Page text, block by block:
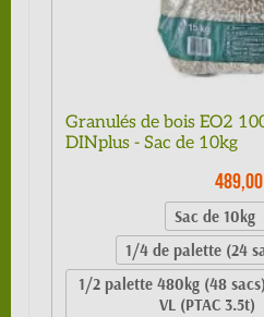
Granulés de bois EO2
DINplus - Sac de 10kg
Sac de 10kg
1/4 de palette (24
1/2 palette 480kg (48 sacs)
VL (PTAC 3.5t)